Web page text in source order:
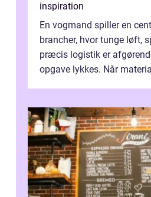
inspiration
En vogmand spiller en
brancher, hvor tunge løft,
præcis logistik er
opgave lykkes. Når